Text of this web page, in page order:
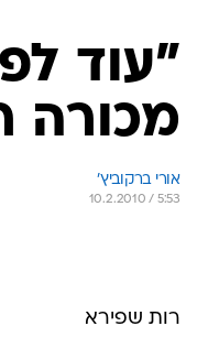
"עוד
מכורה
אורי ברקוביץ'
10.2.2010 / 5:53
רות שפירא